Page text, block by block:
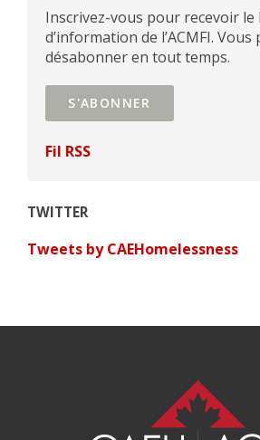
Inscrivez-vous pour recevoir
d’information de l’ACMFI.
désabonner en tout temps.
S'ABONNER
Fil RSS
TWITTER
Tweets by CAEHomelessness